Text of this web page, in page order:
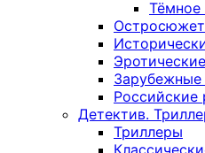
Тёмное
Российские
Детектив.
Триллеры